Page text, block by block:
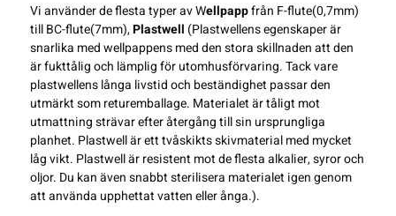
Vi använder de flesta typer av Wellpappfrån F-flute(0,7mm)
till BC-flute(7mm),Plastwell (Plastwellens egenskaper är
snarlika med wellpappens med den stora skillnaden att den
är fukttålig och lämplig för utomhusförvaring. Tack vare
plastwellens långa livstid och beständighet passar den
utmärkt som returemballage. Materialet är tåligt mot
utmattning strävar efter återgång till sin ursprungliga
planhet. Plastwell är ett tvåskikts skivmaterial med mycket
låg vikt. Plastwell är resistent mot de flesta alkalier, syror och
oljor. Du kan även snabbt sterilisera materialet igen genom
att använda upphettat vatten eller ånga.).